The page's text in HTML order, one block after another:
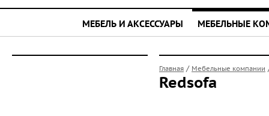
МЕБЕЛЬ И АКСЕССУАРЫ МЕБЕЛЬНЫЕ
Главная / Мебельные компании
Redsofa